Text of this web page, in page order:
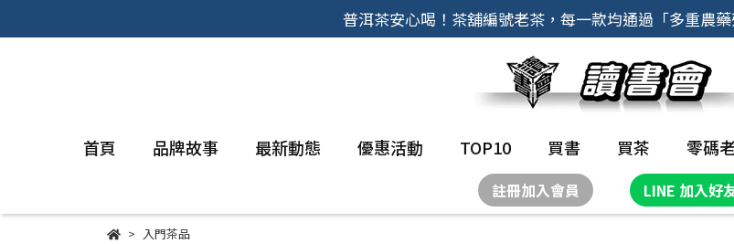
普洱茶安心喝！茶舖編號老茶，每一款均通過「多重農
首頁 品牌故事 最新動態 優惠活動 TOP10 買書 買茶 零碼
註冊加入會員 LINE 加入好
入門茶品